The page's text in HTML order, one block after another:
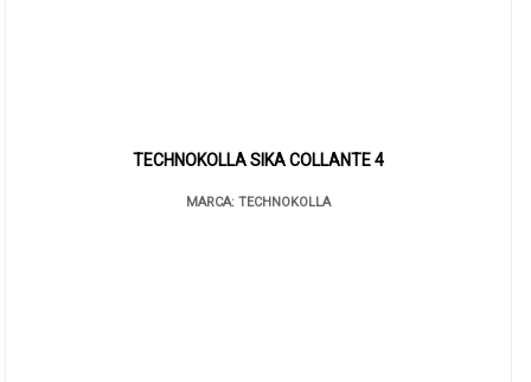
TECHNOKOLLA SIKA COLLANTE 4
MARCA: TECHNOKOLLA